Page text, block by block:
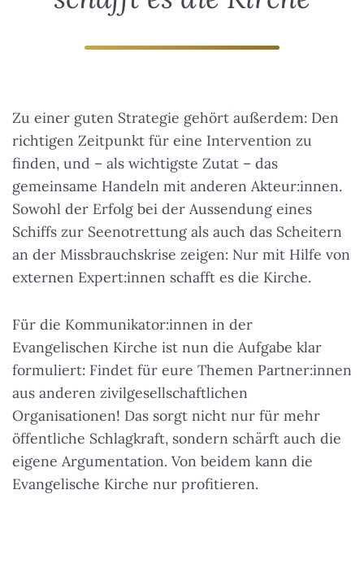
Zu einer guten Strategie gehört außerdem: Den
richtigen Zeitpunkt für eine Intervention zu
finden, und – als wichtigste Zutat – das
gemeinsame Handeln mit anderen Akteur:innen.
Sowohl der Erfolg bei der Aussendung eines
Schiffs zur Seenotrettung als auch das Scheitern
an der Missbrauchskrise zeigen: Nur mit Hilfe von
externen Expert:innen schafft es die Kirche.
Für die Kommunikator:innen in der
Evangelischen Kirche ist nun die Aufgabe klar
formuliert: Findet für eure Themen Partner:innen
aus anderen zivilgesellschaftlichen
Organisationen! Das sorgt nicht nur für mehr
öffentliche Schlagkraft, sondern schärft auch die
eigene Argumentation. Von beidem kann die
Evangelische Kirche nur profitieren.